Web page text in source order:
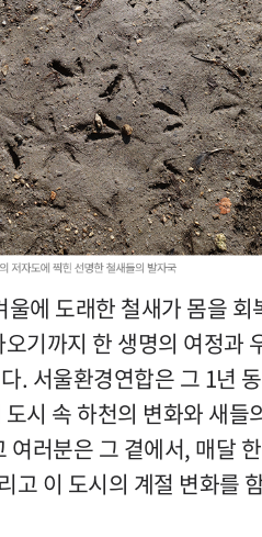
울에 도래한 철새가 몸을
기까지 한 생명의 여정과
. 서울환경연합은 그 1년
시 속 하천의 변화와 새들
여러분은 그 곁에서, 매달
고 이 도시의 계절 변화를